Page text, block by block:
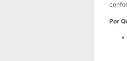
Por